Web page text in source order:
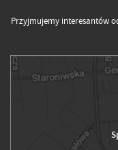
Przyjmujemy interesantów